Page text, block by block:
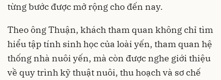
từng bước được mở rộng cho đến nay.
Theo ông Thuận, khách tham quan không chỉ tìm
hiểu tập tính sinh học của loài yến, tham quan hệ
thống nhà nuôi yến, mà còn được nghe giới thiệu
về quy trình kỹ thuật nuôi, thu hoạch và sơ chế